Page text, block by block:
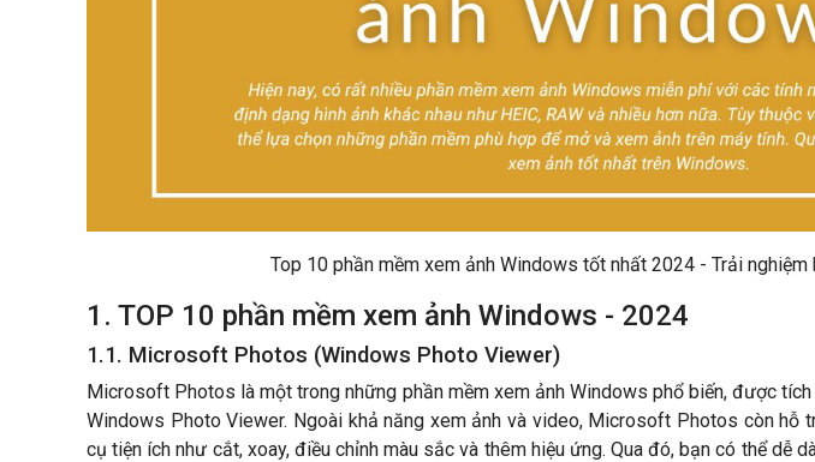
Top 10 phần mềm xem ảnh Windows tốt nhất 2024 - Trải nghiệm
1. TOP 10 phần mềm xem ảnh Windows - 2024
1.1. Microsoft Photos (Windows Photo Viewer)
Microsoft Photos là một trong những phần mềm xem ảnh Windows phổ biến, được
Windows Photo Viewer. Ngoài khả năng xem ảnh và video, Microsoft Photos còn hỗ
cụ tiện ích như cắt, xoay, điều chỉnh màu sắc và thêm hiệu ứng. Qua đó, bạn có thể dễ